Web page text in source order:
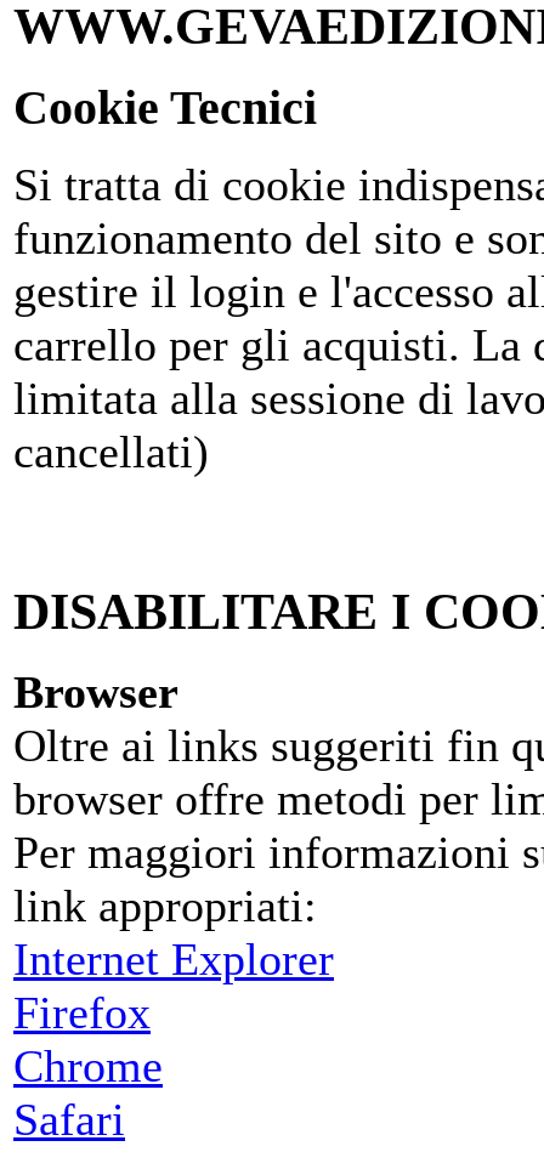
Cookie Tecnici
Si tratta di cookie
funzionamento del sito e
gestire il login e l'accesso
carrello per gli acquisti. La
limitata alla sessione di
cancellati)
DISABILITARE I
Browser
Oltre ai links suggeriti fin
browser offre metodi per
Per maggiori informazioni
link appropriati:
Internet Explorer
Firefox
Chrome
Safari